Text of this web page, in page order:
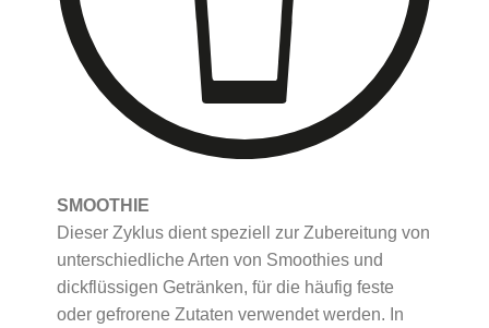
SMOOTHIE
Dieser Zyklus dient speziell zur Zubereitung von
unterschiedliche Arten von Smoothies und
dickflüssigen Getränken, für die häufig feste
oder gefrorene Zutaten verwendet werden. In